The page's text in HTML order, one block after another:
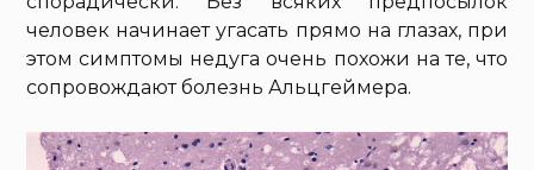
человек начинает угасать прямо на глазах, при
этом симптомы недуга очень похожи на те, что
сопровождают болезнь Альцгеймера.